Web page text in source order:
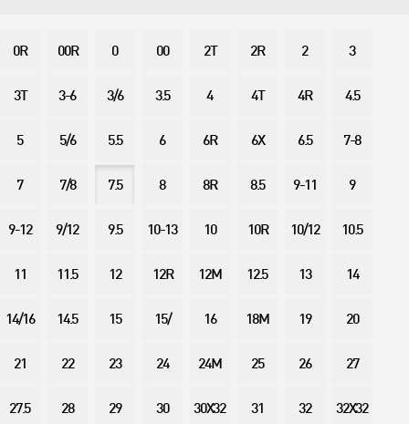
0R 00R 0 00 2T 2R 2 3
3T 3-6 3/6 3.5 4 4T 4R 4.5
5 5/6 5.5 6 6R 6X 6.5 7-8
7 7/8 7.5 8 8R 8.5 9-11 9
9-12 9/12 9.5 10-13 10 10R 10/12 10.5
11 11.5 12 12R 12M 12.5 13 14
14/16 14.5 15 15/ 16 18M 19 20
21 22 23 24 24M 25 26 27
27.5 28 29 30 30X32 31 32 32X32